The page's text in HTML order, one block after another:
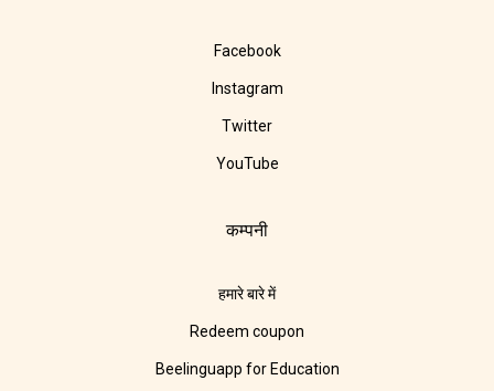
Facebook
Instagram
Twitter
YouTube
कम्पनी
हमारे बारे में
Redeem coupon
Beelinguapp for Education